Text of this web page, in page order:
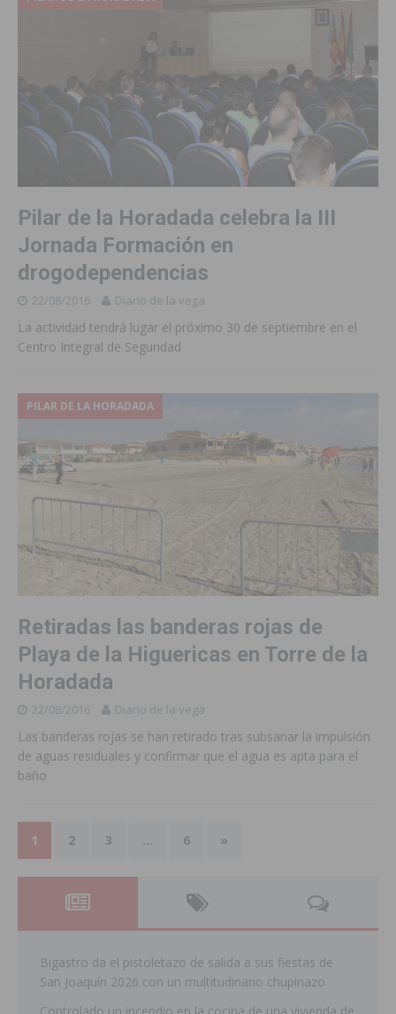
Pilar de la Horadada celebra la III
Jornada Formación en
drogodependencias
22/08/2016 Diario de la vega
La actividad tendrá lugar el próximo 30 de septiembre en el
Centro Integral de Seguridad
PILAR DE LA HORADADA
Retiradas las banderas rojas de
Playa de la Higuericas en Torre de la
Horadada
22/08/2016 Diario de la vega
Las banderas rojas se han retirado tras subsanar la impulsión
de aguas residuales y confirmar que el agua es apta para el
baño
1 2 3 … 6 »
Bigastro da el pistoletazo de salida a sus fiestas de
San Joaquín 2026 con un multitudinario chupinazo